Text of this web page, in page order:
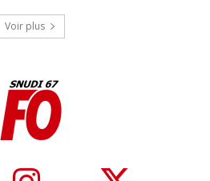
Voir plus